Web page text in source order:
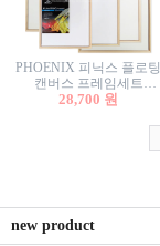
PHOENIX 피닉스 플로팅
캔버스 프레임세트
50x50cm/액자캔버스/인테
28,700 원
new product